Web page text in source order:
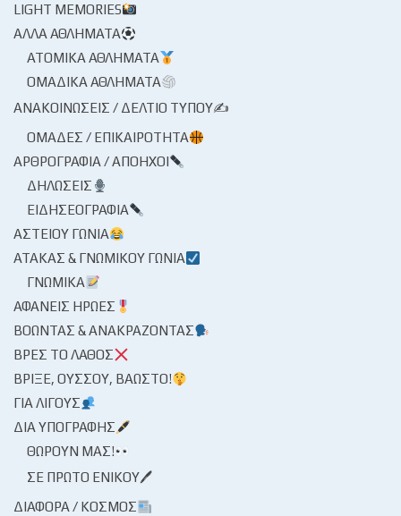
LIGHT MEMORIES
ΆΛΛΑ ΑΘΛΉΜΑΤΑ
ΑΤΟΜΙΚΆ ΑΘΛΉΜΑΤΑ
ΟΜΑΔΙΚΆ ΑΘΛΉΜΑΤΑ
ΑΝΑΚΟΙΝΏΣΕΙΣ / ΔΕΛΤΊΟ ΤΎΠΟΥ✍
ΟΜΆΔΕΣ / ΕΠΙΚΑΙΡΌΤΗΤΑ
ΑΡΘΡΟΓΡΑΦΊΑ / ΑΠΌΗΧΟΙ
ΔΗΛΏΣΕΙΣ
ΕΙΔΗΣΕΟΓΡΑΦΊΑ
ΑΣΤΕΊΟΥ ΓΩΝΊΑ
ΑΤΆΚΑΣ & ΓΝΩΜΙΚΟΎ ΓΩΝΊΑ
ΓΝΩΜΙΚΆ
ΑΦΑΝΕΊΣ ΉΡΩΕΣ
ΒΟΏΝΤΑΣ & ΑΝΑΚΡΆΖΟΝΤΑΣ
ΒΡΕΣ ΤΟ ΛΆΘΟΣ
ΒΡΊΞΕ, ΟΎΣΣΟΥ, ΒΆΩΣΤΟ!
ΓΙΑ ΛΊΓΟΥΣ
ΔΙΑ ΥΠΟΓΡΑΦΉΣ
ΘΩΡΟΎΝ ΜΑΣ!
ΣΕ ΠΡΏΤΟ ΕΝΙΚΟΎ🖊
ΔΙΆΦΟΡΑ / ΚΌΣΜΟΣ